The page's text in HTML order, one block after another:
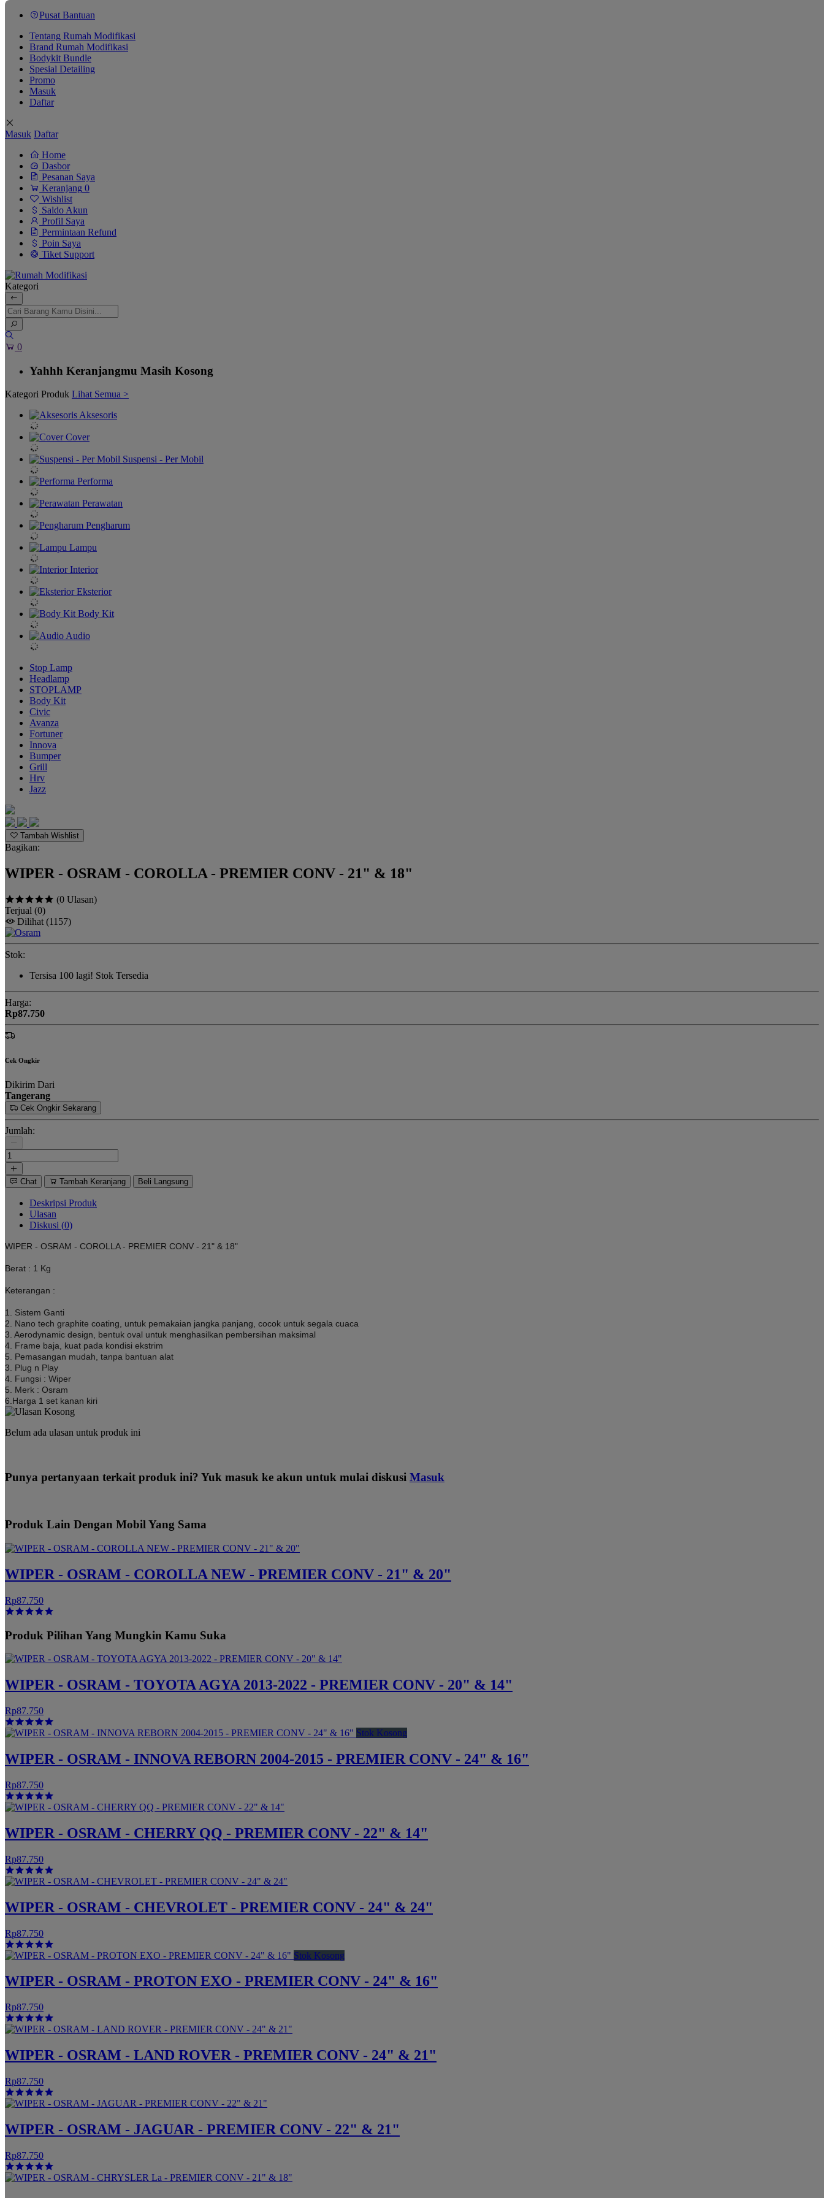
Pusat Bantuan
Tentang Rumah Modifikasi
Brand Rumah Modifikasi
Bodykit Bundle
Spesial Detailing
Promo
Masuk
Daftar
Masuk Daftar
Home
Dasbor
Pesanan Saya
Keranjang 0
Wishlist
Saldo Akun
Profil Saya
Permintaan Refund
Poin Saya
Tiket Support
Kategori
0
Yahhh Keranjangmu Masih Kosong
Kategori Produk Lihat Semua >
Aksesoris
Cover
Suspensi - Per Mobil
Performa
Perawatan
Pengharum
Lampu
Interior
Eksterior
Body Kit
Audio
Stop Lamp
Headlamp
STOPLAMP
Body Kit
Civic
Avanza
Fortuner
Innova
Bumper
Grill
Hrv
Jazz
Tambah Wishlist
Bagikan:
WIPER - OSRAM - COROLLA - PREMIER CONV - 21" & 18"
(0 Ulasan)
Terjual (0)
Dilihat (1157)
Stok:
Tersisa 100 lagi! Stok Tersedia
Harga:
Rp87.750
Cek Ongkir
Dikirim Dari
Tangerang
Cek Ongkir Sekarang
Jumlah:
Chat Tambah Keranjang Beli Langsung
Deskripsi Produk
Ulasan
Diskusi (0)
WIPER - OSRAM - COROLLA - PREMIER CONV - 21" & 18"
Berat : 1 Kg
Keterangan :
1. Sistem Ganti
2. Nano tech graphite coating, untuk pemakaian jangka panjang, cocok untuk segala cuaca
3. Aerodynamic design, bentuk oval untuk menghasilkan pembersihan maksimal
4. Frame baja, kuat pada kondisi ekstrim
5. Pemasangan mudah, tanpa bantuan alat
3. Plug n Play
4. Fungsi : Wiper
5. Merk : Osram
6.Harga 1 set kanan kiri
Belum ada ulasan untuk produk ini
Punya pertanyaan terkait produk ini? Yuk masuk ke akun untuk mulai diskusi Masuk
Produk Lain Dengan Mobil Yang Sama
WIPER - OSRAM - COROLLA NEW - PREMIER CONV - 21" & 20"
Rp87.750
Produk Pilihan Yang Mungkin Kamu Suka
WIPER - OSRAM - TOYOTA AGYA 2013-2022 - PREMIER CONV - 20" & 14"
Rp87.750
Stok Kosong
WIPER - OSRAM - INNOVA REBORN 2004-2015 - PREMIER CONV - 24" & 16"
Rp87.750
WIPER - OSRAM - CHERRY QQ - PREMIER CONV - 22" & 14"
Rp87.750
WIPER - OSRAM - CHEVROLET - PREMIER CONV - 24" & 24"
Rp87.750
Stok Kosong
WIPER - OSRAM - PROTON EXO - PREMIER CONV - 24" & 16"
Rp87.750
WIPER - OSRAM - LAND ROVER - PREMIER CONV - 24" & 21"
Rp87.750
WIPER - OSRAM - JAGUAR - PREMIER CONV - 22" & 21"
Rp87.750